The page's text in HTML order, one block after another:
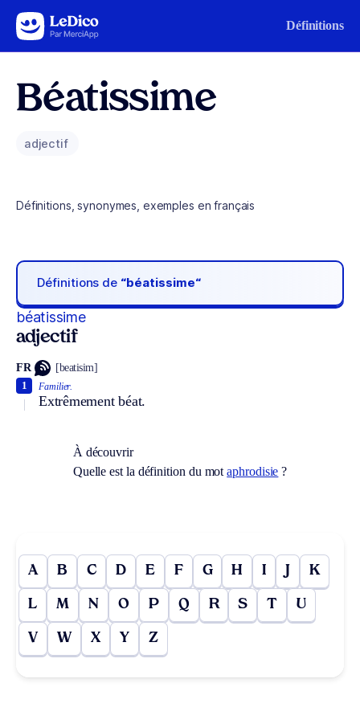
Aller au contenu Définitions
Béatissime
adjectif
Définitions, synonymes, exemples en français
Définitions de “béatissime“
béatissime
adjectif
FR [beatisim]
Familier.
Extrêmement béat.
1
À découvrir
Quelle est la définition du motaphrodisie ?
A B C D E F G H I J K
L M N O P Q R S T U
V W X Y Z